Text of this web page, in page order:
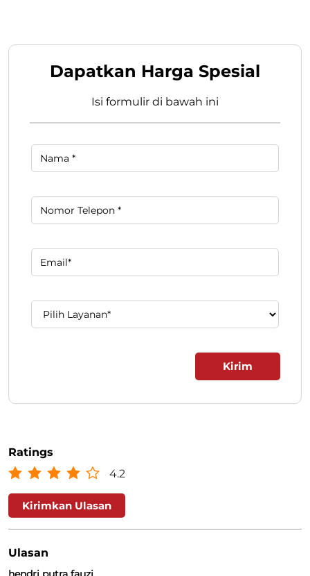
dengan jaringan ke seluruh Indonesia.
Solusi cerdas untuk pengiriman andal
dan efesien.
Dapatkan Harga Spesial